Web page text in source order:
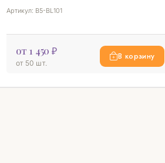
Артикул: B5-BL101
от 1 450 ₽
от 50 шт.
В корзину